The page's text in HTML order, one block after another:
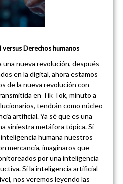
versus Derechos humanos
una nueva revolución, después
en la digital, ahora estamos
de la nueva revolución con
en Tik Tok, minuto a
tendrán como núcleo
artificial. Ya sé que es una
siniestra metáfora tópica. Si
humana nuestros
mercancía, imaginaros que
por una inteligencia
Si la inteligencia artificial
nos veremos leyendo las